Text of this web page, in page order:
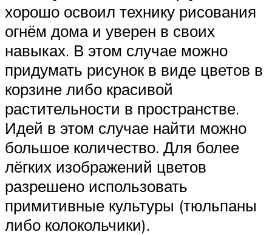
хорошо освоил технику рисования
огнём дома и уверен в своих
навыках. В этом случае можно
придумать рисунок в виде цветов в
корзине либо красивой
растительности в пространстве.
Идей в этом случае найти можно
большое количество. Для более
лёгких изображений цветов
разрешено использовать
примитивные культуры (тюльпаны
либо колокольчики).